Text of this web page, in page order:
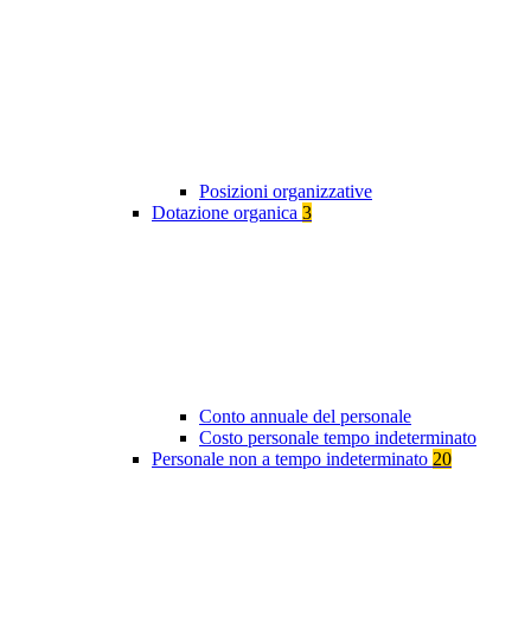
Posizioni organizzative
Dotazione organica 3
Conto annuale del personale
Costo personale tempo indeterminato
Personale non a tempo indeterminato 20